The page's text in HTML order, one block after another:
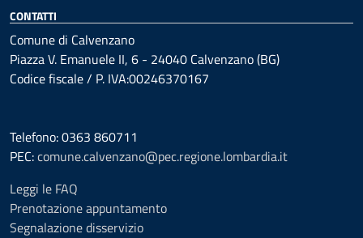
CONTATTI
Comune di Calvenzano
Piazza V. Emanuele II, 6 - 24040 Calvenzano (BG)
Codice fiscale / P. IVA:00246370167
Telefono: 0363 860711
PEC:comune.calvenzano@pec.regione.lombardia.it
Leggi le FAQ
Prenotazione appuntamento
Segnalazione disservizio